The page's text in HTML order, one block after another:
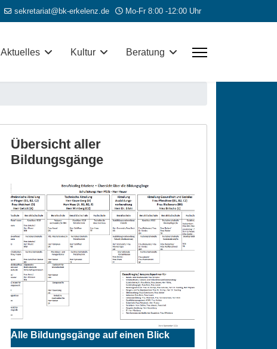
sekretariat@bk-erkelenz.de Mo-Fr 8:00 -12:00 Uhr
Aktuelles Kultur Beratung
Übersicht aller
Bildungsgänge
Alle Bildungsgänge auf einen Blick